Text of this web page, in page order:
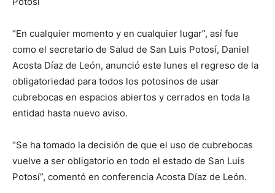
“En cualquier momento y en cualquier lugar”, así fue
como el secretario de Salud de San Luis Potosí, Daniel
Acosta Díaz de León, anunció este lunes el regreso de la
obligatoriedad para todos los potosinos de usar
cubrebocas en espacios abiertos y cerrados en toda la
entidad hasta nuevo aviso.
“Se ha tomado la decisión de que el uso de cubrebocas
vuelve a ser obligatorio en todo el estado de San Luis
Potosí”, comentó en conferencia Acosta Díaz de León.